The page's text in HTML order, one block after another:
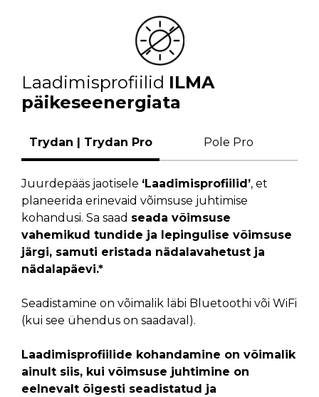
Laadimisprofiilid ILMA
päikeseenergiata
Trydan | Trydan Pro Pole Pro
Juurdepääs jaotisele ‘Laadimisprofiilid’, et
planeerida erinevaid võimsuse juhtimise
kohandusi. Sa saad seada võimsuse
vahemikud tundide ja lepingulise võimsuse
järgi, samuti eristada nädalavahetust ja
nädalapäevi.*
Seadistamine on võimalik läbi Bluetoothi või WiFi
(kui see ühendus on saadaval).
Laadimisprofiilide kohandamine on võimalik
ainult siis, kui võimsuse juhtimine on
eelnevalt õigesti seadistatud ja